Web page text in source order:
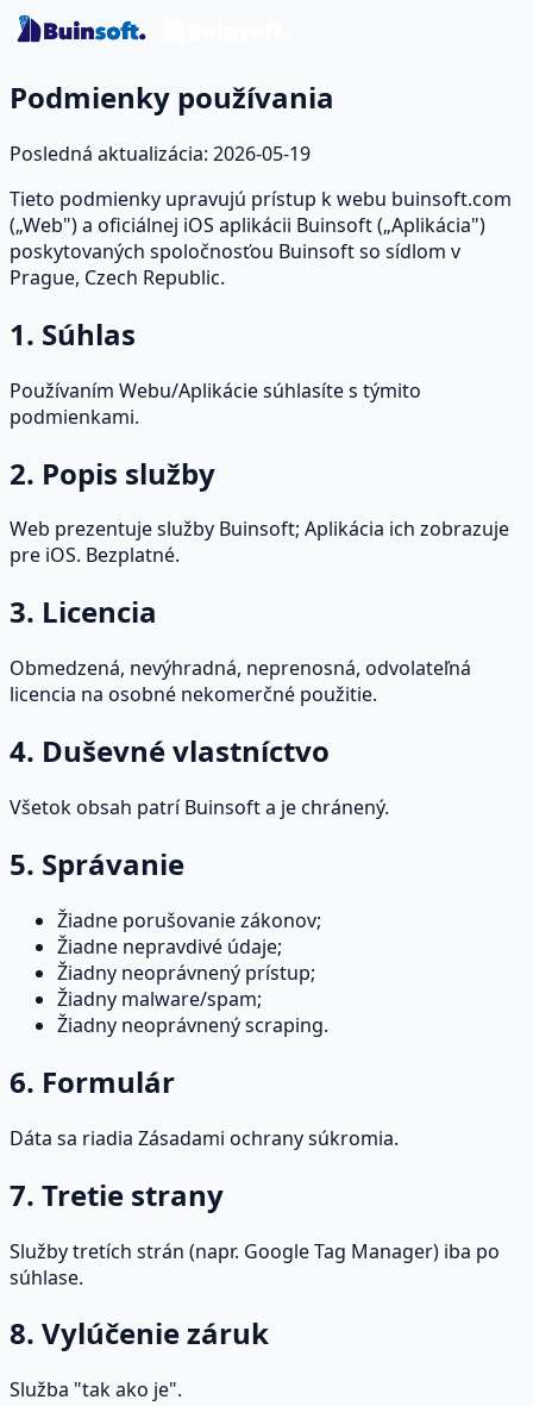
Podmienky používania
Posledná aktualizácia: 2026-05-19
Tieto podmienky upravujú prístup k webu buinsoft.com
(„Web") a oficiálnej iOS aplikácii Buinsoft („Aplikácia")
poskytovaných spoločnosťou Buinsoft so sídlom v
Prague, Czech Republic.
1. Súhlas
Používaním Webu/Aplikácie súhlasíte s týmito
podmienkami.
2. Popis služby
Web prezentuje služby Buinsoft; Aplikácia ich zobrazuje
pre iOS. Bezplatné.
3. Licencia
Obmedzená, nevýhradná, neprenosná, odvolateľná
licencia na osobné nekomerčné použitie.
4. Duševné vlastníctvo
Všetok obsah patrí Buinsoft a je chránený.
5. Správanie
Žiadne porušovanie zákonov;
Žiadne nepravdivé údaje;
Žiadny neoprávnený prístup;
Žiadny malware/spam;
Žiadny neoprávnený scraping.
6. Formulár
Dáta sa riadia Zásadami ochrany súkromia.
7. Tretie strany
Služby tretích strán (napr. Google Tag Manager) iba po
súhlase.
8. Vylúčenie záruk
Služba "tak ako je".